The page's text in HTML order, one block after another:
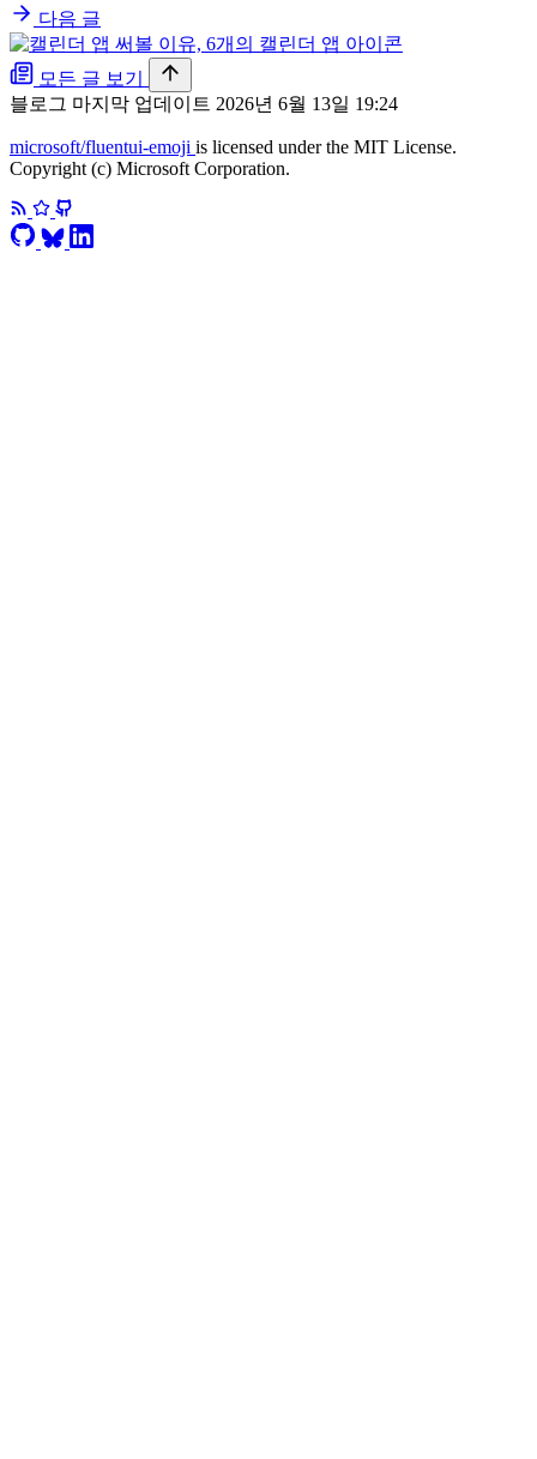
다음 글
모든 글 보기
블로그 마지막 업데이트 2026년 6월 13일 19:24
microsoft/fluentui-emoji is licensed under the MIT License.
Copyright (c) Microsoft Corporation.